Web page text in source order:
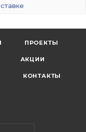
ПРОЕКТЫ
АКЦИИ
КОНТАКТЫ